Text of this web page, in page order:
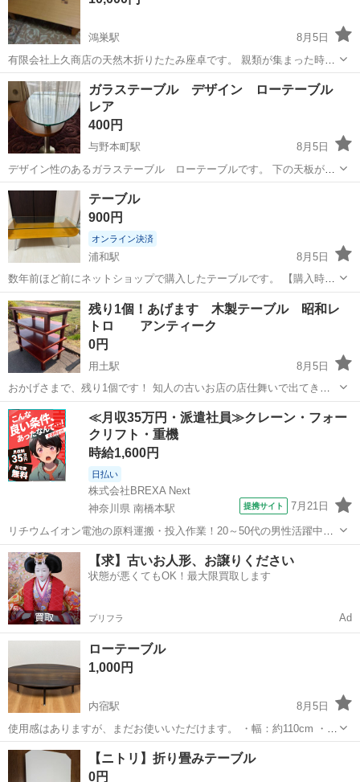
鴻巣駅
8月5日
有限会社上久商店の天然木折りたたみ座卓です。 親類が集まった時に
一時的に使用した程度で、今後必要なさそうなので出品します。 必要
な方が、いらっしゃいましたらご連絡おまちしております。
埼玉 鴻巣市 テーブル 上久
ガラステーブル デザイン ローテーブル
レア
400円
与野本町駅
8月5日
デザイン性のあるガラステーブル ローテーブルです。 下の天板が
360度回転し、スペースを広げられます。 下の天板のキャスターが1脚
破損しています。 10年以上使用していますが目立った傷はありませ
ん。 重量があるので、...
埼玉 さいたま市 与野本町駅
テーブル
900円
オンライン決済
浦和駅
8月5日
数年前ほど前にネットショップで購入したテーブルです。 【購入時価
格】数万円 【サイズ】縦：33cm、横：95cm、奥行き：45cm （大体
です） 【傷などの状態】とくに目立った傷はありません。 【アピール
ポイント】状態はよい...
埼玉 さいたま市 浦和駅 テーブル
残り1個！あげます 木製テーブル 昭和レ
トロ アンティーク
0円
用土駅
8月5日
おかげさまで、残り1個です！ 知人の古いお店の店仕舞いで出てきま
した。 傷や汚れたなど使用感ありますがまだ使える物です。 表はさっ
と拭きましたが裏とかは埃など汚れてます サイズは120センチ✖️75セ
ンチの高さ32セ...
埼玉 大里郡 用土駅 テーブル レトロ
≪月収35万円・派遣社員≫クレーン・フォー
クリフト・重機
時給1,600円
日払い
株式会社BREXA Next
神奈川県 南橋本駅
提携サイト 7月21日
リチウムイオン電池の原料運搬・投入作業！20～50代の男性活躍中★
ワンルーム寮完備！赴任旅費会社負担！年間休日130日★フォークリフ
ト免許お持ちの方、活躍中！就業先食堂利用可★《神奈川県相模原
市》 人気の工場のお仕事 ◇電...
神奈川 相模原市 南橋本駅 その他
【求】古いお人形、お譲りください
状態が悪くてもOK！最大限買取します
プリフラ Ad
ローテーブル
1,000円
内宿駅
8月5日
使用感はありますが、まだお使いいただけます。 ・幅：約110cm ・高
さ：約37cm 中古品のため、傷や汚れなど使用感があります。ご理解
いただける方のみお願いいたします。 【お取引場所】 ミニストップ桶
埼玉 上尾市 内宿駅 テーブル
【ニトリ】折り畳みテーブル
0円